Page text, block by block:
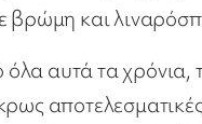
βρώμη και
αυτά τα χρόνια,